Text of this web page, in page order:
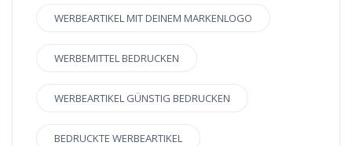
WERBEARTIKEL MIT DEINEM MARKENLOGO
WERBEMITTEL BEDRUCKEN
WERBEARTIKEL GÜNSTIG BEDRUCKEN
BEDRUCKTE WERBEARTIKEL